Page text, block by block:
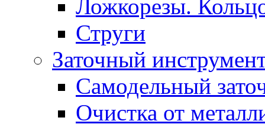
Ложкорезы.
Струги
Заточный
Самодельный
Очистка от